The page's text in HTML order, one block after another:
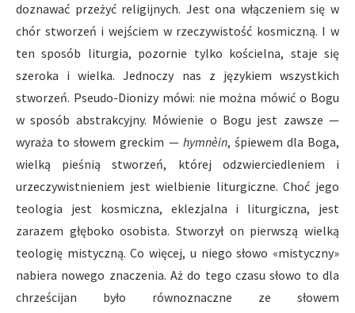
doznawać przeżyć religijnych. Jest ona włączeniem się w
chór stworzeń i wejściem w rzeczywistość kosmiczną. I w
ten sposób liturgia, pozornie tylko kościelna, staje się
szeroka i wielka. Jednoczy nas z językiem wszystkich
stworzeń. Pseudo-Dionizy mówi: nie można mówić o Bogu
w sposób abstrakcyjny. Mówienie o Bogu jest zawsze —
wyraża to słowem greckim — hymnèin, śpiewem dla Boga,
wielką pieśnią stworzeń, której odzwierciedleniem i
urzeczywistnieniem jest wielbienie liturgiczne. Choć jego
teologia jest kosmiczna, eklezjalna i liturgiczna, jest
zarazem głęboko osobista. Stworzył on pierwszą wielką
teologię mistyczną. Co więcej, u niego słowo «mistyczny»
nabiera nowego znaczenia. Aż do tego czasu słowo to dla
chrześcijan było równoznaczne ze słowem